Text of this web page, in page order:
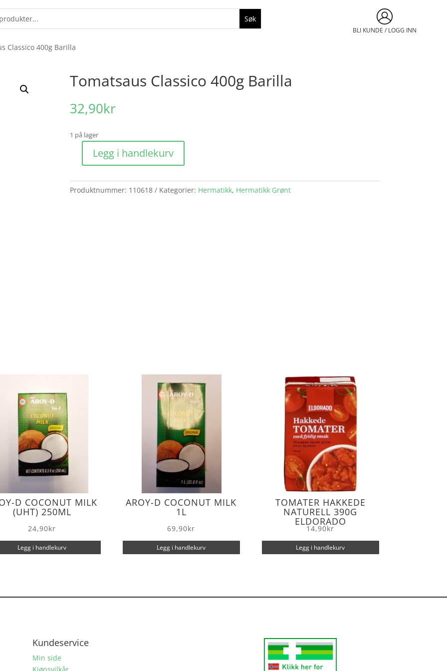
BLI KUNDE / LOGG INN
Classico 400g Barilla
Tomatsaus Classico 400g Barilla
32,90kr
1 på lager
Tomatsaus
400g
Barilla
Legg i handlekurv
Produktnummer: 110618 Kategorier: Hermatikk, Hermatikk Grønt
D COCONUT MILK
(UHT) 250ML
24,90kr
Legg i handlekurv
AROY-D COCONUT MILK
1L
69,90kr
Legg i handlekurv
TOMATER HAKKEDE
NATURELL 390G
ELDORADO
14,90kr
Legg i handlekurv
Kundeservice
Min side
Kjøpsvilkår